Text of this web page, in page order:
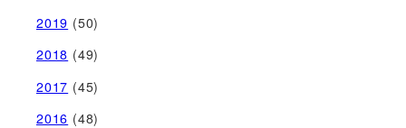
2019 (50)
2018 (49)
2017 (45)
2016 (48)